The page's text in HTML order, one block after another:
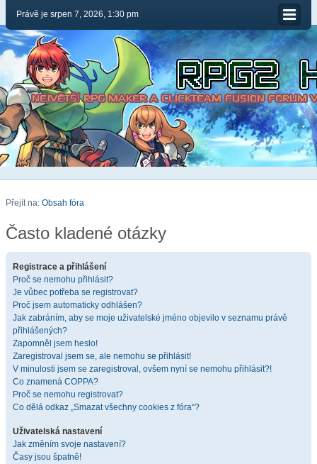
Právě je srpen 7, 2026, 1:30 pm
Přejít na: Obsah fóra
Často kladené otázky
Registrace a přihlášení
Proč se nemohu přihlásit?
Je vůbec potřeba se registrovat?
Proč jsem automaticky odhlášen?
Jak zabráním, aby se moje uživatelské jméno objevilo v seznamu právě
přihlášených?
Zapomněl jsem heslo!
Zaregistroval jsem se, ale nemohu se přihlásit!
V minulosti jsem se zaregistroval, ovšem nyní se nemohu přihlásit?!
Co znamená COPPA?
Proč se nemohu registrovat?
Co dělá odkaz „Smazat všechny cookies z fóra“?
Uživatelská nastavení
Jak změním svoje nastavení?
Časy jsou špatně!